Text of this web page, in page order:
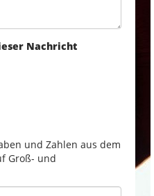
Nachricht
und Zahlen aus dem
Groß- und